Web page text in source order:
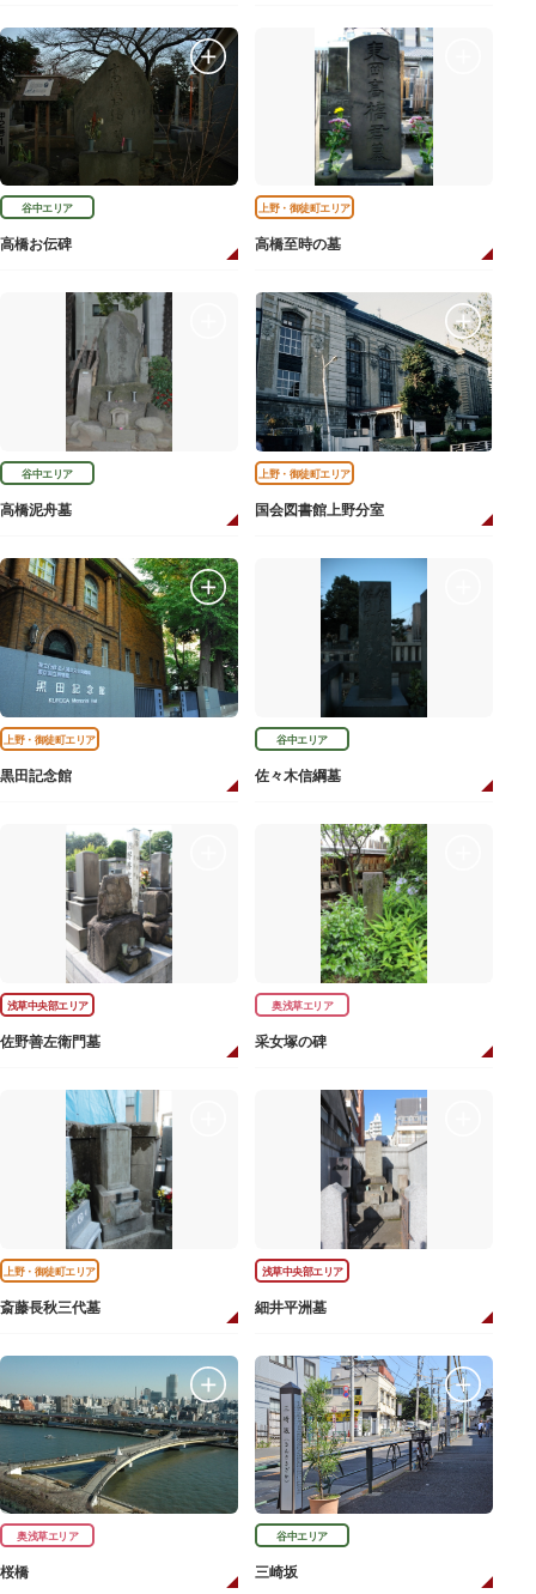
谷中エリア
高橋お伝碑
上野・御徒町エリア
高橋至時の墓
谷中エリア
高橋泥舟墓
上野・御徒町エリア
国会図書館上野分室
上野・御徒町エリア
黒田記念館
谷中エリア
佐々木信綱墓
浅草中央部エリア
佐野善左衛門墓
奥浅草エリア
采女塚の碑
上野・御徒町エリア
斎藤長秋三代墓
浅草中央部エリア
細井平洲墓
奥浅草エリア
桜橋
谷中エリア
三崎坂